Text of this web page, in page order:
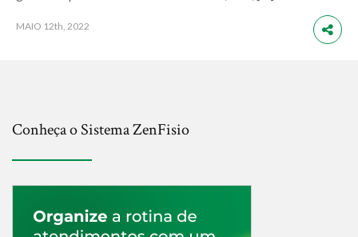
MAIO 12th, 2022
Conheça o Sistema ZenFisio